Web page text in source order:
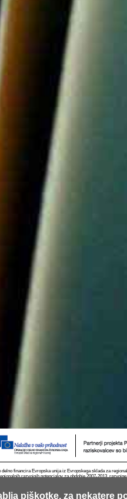
piškotke, za nekatere
delno financira Evropska unija iz Evropskega sklada za
razvojnih potencialov za obdobje 2007-2013,